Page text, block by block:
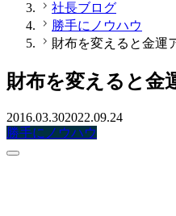
社長ブログ
勝手にノウハウ
財布を変えると金運
財布を変えると金
2016.03.302022.09.24
勝手にノウハウ